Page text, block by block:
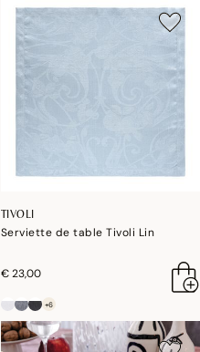
TIVOLI
Serviette de table Tivoli Lin
€ 23,00
+6